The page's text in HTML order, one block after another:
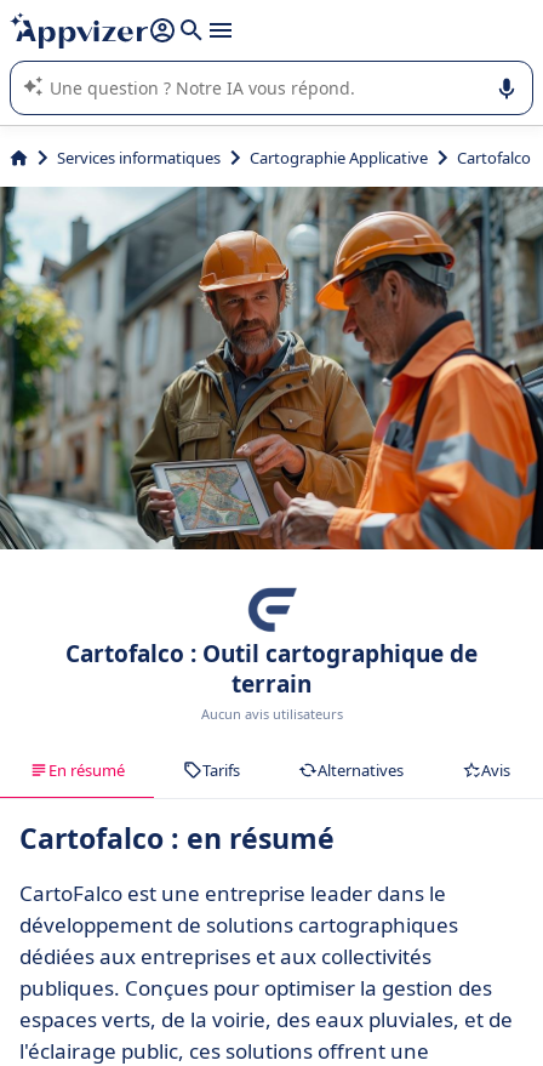
répondre (plusieurs lignes avec
L'IA de Appvizer vous guide dans l'utilisation ou la sélection de
logiciel SaaS en entreprise.
Services informatiques Cartographie Applicative Cartofalco
Cartofalco : Outil cartographique de
terrain
Aucun avis utilisateurs
En résumé Tarifs Alternatives Avis
Cartofalco : en résumé
CartoFalco est une entreprise leader dans le
développement de solutions cartographiques
dédiées aux entreprises et aux collectivités
publiques. Conçues pour optimiser la gestion des
espaces verts, de la voirie, des eaux pluviales, et de
l'éclairage public, ces solutions offrent une